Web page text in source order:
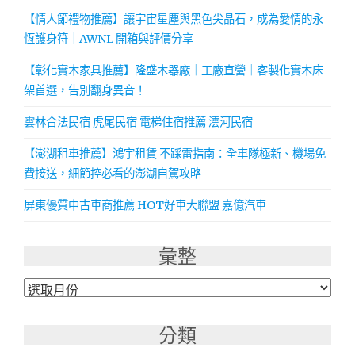
【情人節禮物推薦】讓宇宙星塵與黑色尖晶石，成為愛情的永
恆護身符｜AWNL 開箱與評價分享
【彰化實木家具推薦】隆盛木器廠｜工廠直營｜客製化實木床
架首選，告別翻身異音！
雲林合法民宿 虎尾民宿 電梯住宿推薦 澐河民宿
【澎湖租車推薦】鴻宇租賃 不踩雷指南：全車隊極新、機場免
費接送，細節控必看的澎湖自駕攻略
屏東優質中古車商推薦 HOT好車大聯盟 嘉億汽車
彙整
彙
分類